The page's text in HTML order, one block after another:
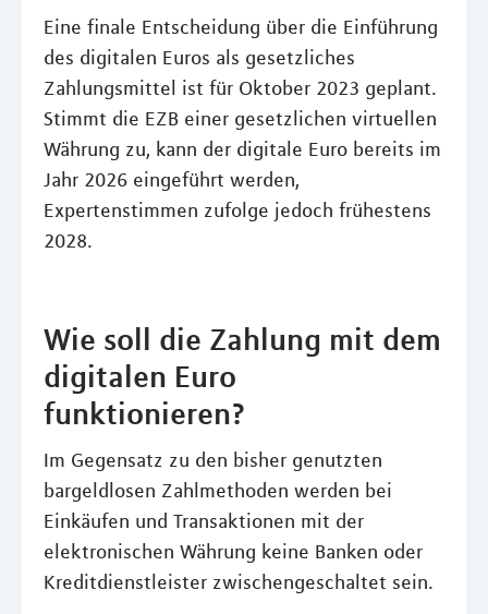
Eine finale Entscheidung über die Einführung
des digitalen Euros als gesetzliches
Zahlungsmittel ist für Oktober 2023 geplant.
Stimmt die EZB einer gesetzlichen virtuellen
Währung zu, kann der digitale Euro bereits im
Jahr 2026 eingeführt werden,
Expertenstimmen zufolge jedoch frühestens
2028.
Wie soll die Zahlung mit dem
digitalen Euro
funktionieren?
Im Gegensatz zu den bisher genutzten
bargeldlosen Zahlmethoden werden bei
Einkäufen und Transaktionen mit der
elektronischen Währung keine Banken oder
Kreditdienstleister zwischengeschaltet sein.